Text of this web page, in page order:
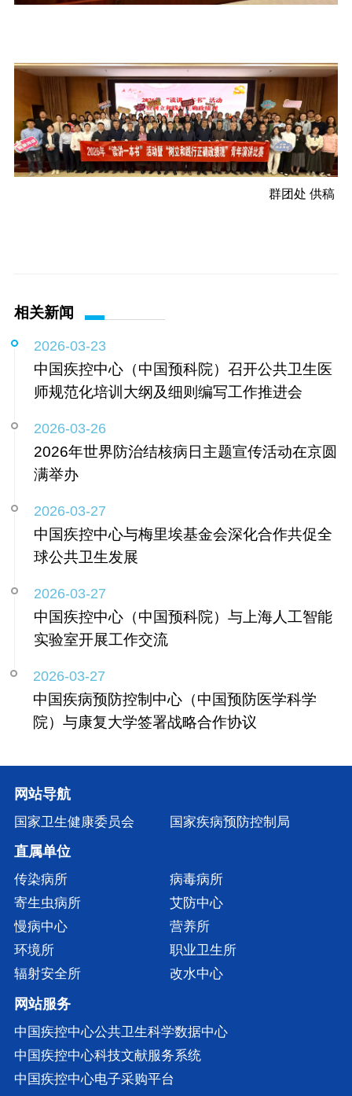
群团处 供稿
相关新闻
2026-03-23
中国疾控中心（中国预科院）召开公共卫生医
师规范化培训大纲及细则编写工作推进会
2026-03-26
2026年世界防治结核病日主题宣传活动在京圆
满举办
2026-03-27
中国疾控中心与梅里埃基金会深化合作共促全
球公共卫生发展
2026-03-27
中国疾控中心（中国预科院）与上海人工智能
实验室开展工作交流
2026-03-27
中国疾病预防控制中心（中国预防医学科学
院）与康复大学签署战略合作协议
网站导航
国家卫生健康委员会 国家疾病预防控制局
直属单位
传染病所
病毒病所
寄生虫病所
艾防中心
慢病中心
营养所
环境所
职业卫生所
辐射安全所
改水中心
网站服务
中国疾控中心公共卫生科学数据中心
中国疾控中心科技文献服务系统
中国疾控中心电子采购平台